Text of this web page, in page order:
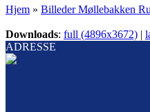
Hjem » Billeder Møllebakken
Downloads: full (4896x3672) |
ADRESSE